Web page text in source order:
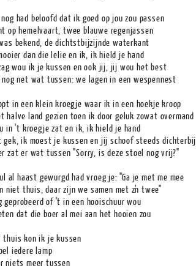
had beloofd dat ik goed op jou zou passen
op hemelvaart, twee blauwe regenjassen
bekend, de dichtstbijzijnde waterkant
dan die lelie en ik, ik hield je hand
wou ik je kussen en ook jij, jij wou het best
net wat tussen: we lagen in een wespennest
in een klein kroegje waar ik in een hoekje kroop
halve land gezien toen ik door geluk zowat overmand
in 't kroegje zat en ik, ik hield je hand
gek, ik moest je kussen en jij schoof steeds dichterbij
zat er wat tussen "Sorry, is deze stoel nog vrij?"
al haast gewurgd had vroeg je: "Ga je met me mee
niet thuis, daar zijn we samen met z'n twee"
geprobeerd of 't in een hooischuur wou
dat die boer al mei aan het hooien zou
thuis kon ik je kussen
iedere lamp
niets meer tussen